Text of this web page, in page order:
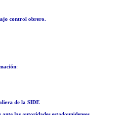
control obrero.
:
de la SIDE